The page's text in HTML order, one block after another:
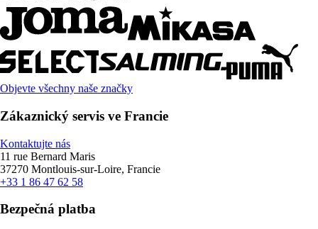
Objevte všechny naše značky
Zákaznický servis ve Francie
Kontaktujte nás
11 rue Bernard Maris
37270 Montlouis-sur-Loire, Francie
+33 1 86 47 62 58
Bezpečná platba